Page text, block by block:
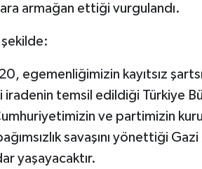
armağan ettiği vurgulandı.
şekilde:
egemenliğimizin kayıtsız
temsil edildiği Türkiye
ve partimizin
savaşını yönettiği
yaşayacaktır.